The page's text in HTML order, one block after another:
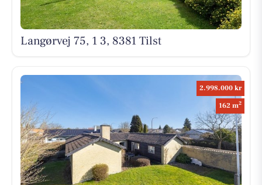
Langørvej 75, 1 3, 8381 Tilst
2.998.000 kr
162 m2